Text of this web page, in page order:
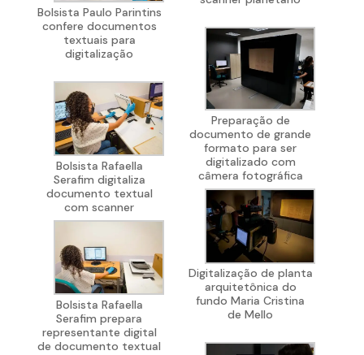
Bolsista Paulo Parintins
confere documentos
textuais para
digitalização
Bolsista Rafaella
Serafim digitaliza
documento textual
com scanner
Bolsista Rafaella
Serafim prepara
representante digital
de documento textual
Preparação de
documento de grande
formato para ser
digitalizado com
câmera fotográfica
Digitalização de planta
arquitetônica do
fundo Maria Cristina
de Mello